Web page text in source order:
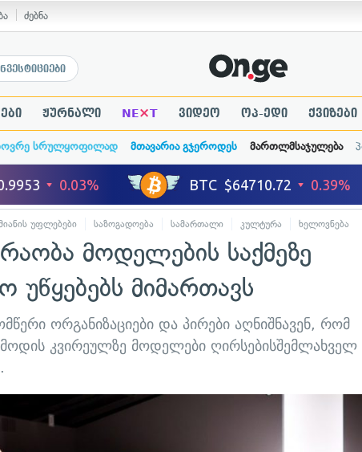
ძებნა
ჟურნალი NE×T ვიდეო ოპ-ედი ქვიზები
სრულყოფილად მთავარია გჯეროდეს მართლმსაჯულება
უფლებები საზოგადოება სამართალი კულტურა ხელოვნება
მოდელების საქმეზე
უწყებებს მიმართავს
ორგანიზაციები და პირები აღნიშნავენ, რომ
კვირეულზე მოდელები ღირსებისშემლახველ